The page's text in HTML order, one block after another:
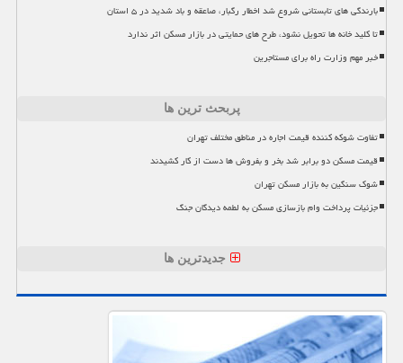
بارندگی های تابستانی شروع شد اخطار رگبار، صاعقه و باد شدید در ۵ استان
تا کلید خانه ها تحویل نشود، طرح های حمایتی در بازار مسکن اثر ندارد
خبر مهم وزارت راه برای مستاجرین
پربحث ترین ها
تفاوت شوکه کننده قیمت اجاره در مناطق مختلف تهران
قیمت مسکن دو برابر شد بخر و بفروش ها دست از کار کشیدند
شوک سنگین به بازار مسکن تهران
جزئیات پرداخت وام بازسازی مسکن به لطمه دیدگان جنگ
جدیدترین ها